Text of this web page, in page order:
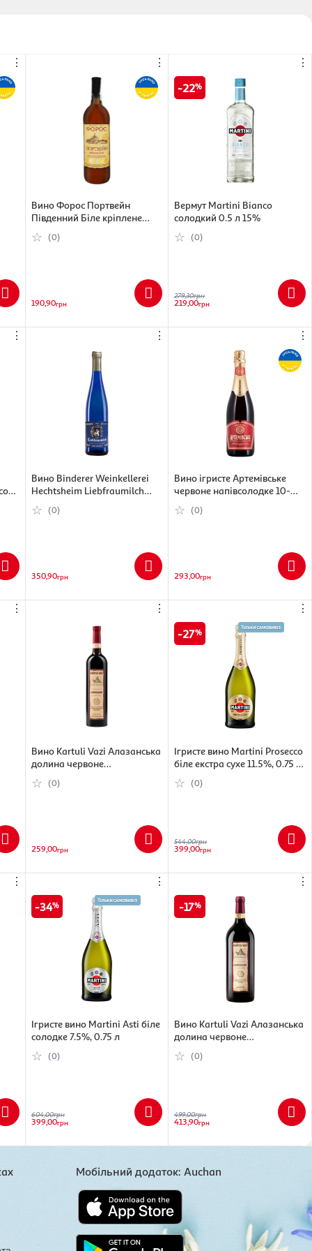
⋮
⋮
Вино Форос Портвейн
Південний Біле кріплене
біле 17%, 0.75 л
(0)
190,90грн
⋮
22
Вермут Martini Bianco
солодкий 0.5 л 15%
(0)
279,30грн
219,00грн
⋮ ⋮
Вино Binderer Weinkellerei
Hechtsheim Liebfraumilch
біле напівсолодке 8.5%, 750
мл
(0)
350,90грн
⋮
Вино ігристе Артемівське
червоне напівсолодке 10-
13.5%, 750 мл
(0)
293,00грн
⋮
⋮
Вино Kartuli Vazi Алазанська
долина червоне
напівсолодке 11%, 750 мл
(0)
259,00грн
⋮
27
Ігристе вино Martini Prosecco
біле екстра сухе 11.5%, 0.75 л
(8000570552505)
(0)
544,00грн
399,00грн
⋮
⋮
34
Ігристе вино Martini Asti біле
солодке 7.5%, 0.75 л
(0)
604,00грн
399,00грн
⋮
17
Вино Kartuli Vazi Алазанська
долина червоне
напівсолодке 11%, 1,5 л
(0)
499,00грн
413,90грн
Мобільний додаток: Auchan